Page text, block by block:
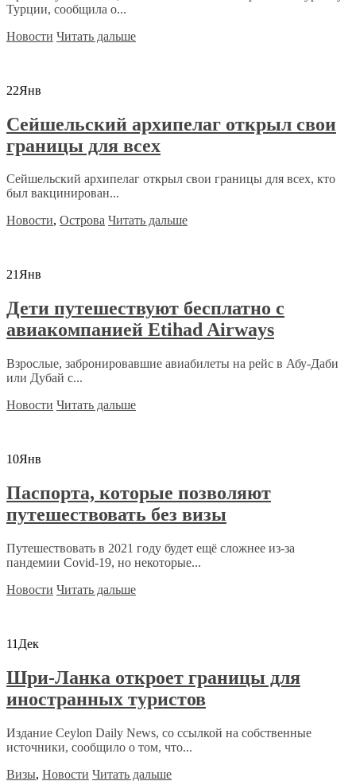
Турции, сообщила о...
Новости Читать дальше
22Янв
Сейшельский архипелаг открыл свои
границы для всех
Сейшельский архипелаг открыл свои границы для всех, кто
был вакцинирован...
Новости, Острова Читать дальше
21Янв
Дети путешествуют бесплатно с
авиакомпанией Etihad Airways
Взрослые, забронировавшие авиабилеты на рейс в Абу-Даби
или Дубай с...
Новости Читать дальше
10Янв
Паспорта, которые позволяют
путешествовать без визы
Путешествовать в 2021 году будет ещё сложнее из-за
пандемии Covid-19, но некоторые...
Новости Читать дальше
11 Дек
Шри-Ланка откроет границы для
иностранных туристов
Издание Ceylon Daily News, со ссылкой на собственные
источники, сообщило о том, что...
Визы, Новости Читать дальше